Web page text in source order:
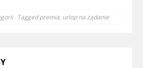
Taggedpremia, urlop na żądanie